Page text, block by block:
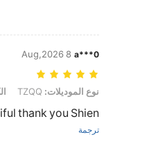
a***0
8 Aug,2026
نوع الموديلات: TZQQ, الكمية: 1 Set, مقاس: 6
نوع الموديلات:
thank you Shien
ترجمة